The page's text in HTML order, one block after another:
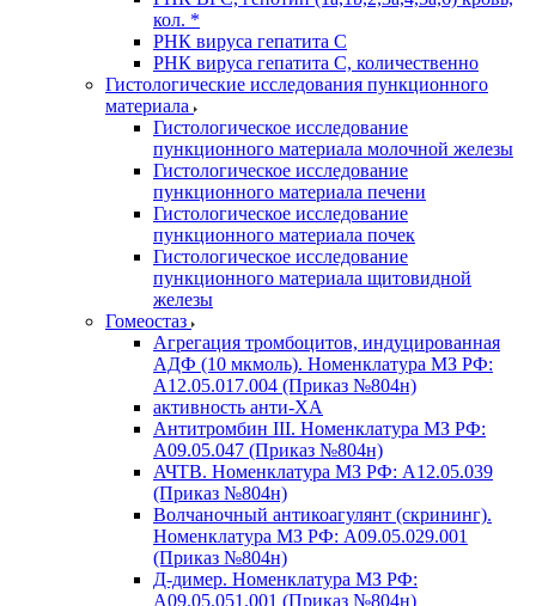
кол. *
РНК вируса гепатита C
РНК вируса гепатита C, количественно
Гистологические исследования пункционного
материала
Гистологическое исследование
пункционного материала молочной железы
Гистологическое исследование
пункционного материала печени
Гистологическое исследование
пункционного материала почек
Гистологическое исследование
пункционного материала щитовидной
железы
Гомеостаз
Агрегация тромбоцитов, индуцированная
АДФ (10 мкмоль). Номенклатура МЗ РФ:
A12.05.017.004 (Приказ №804н)
активность анти-ХА
Антитромбин III. Номенклатура МЗ РФ:
A09.05.047 (Приказ №804н)
АЧТВ. Номенклатура МЗ РФ: A12.05.039
(Приказ №804н)
Волчаночный антикоагулянт (скрининг).
Номенклатура МЗ РФ: A09.05.029.001
(Приказ №804н)
Д-димер. Номенклатура МЗ РФ:
A09.05.051.001 (Приказ №804н)